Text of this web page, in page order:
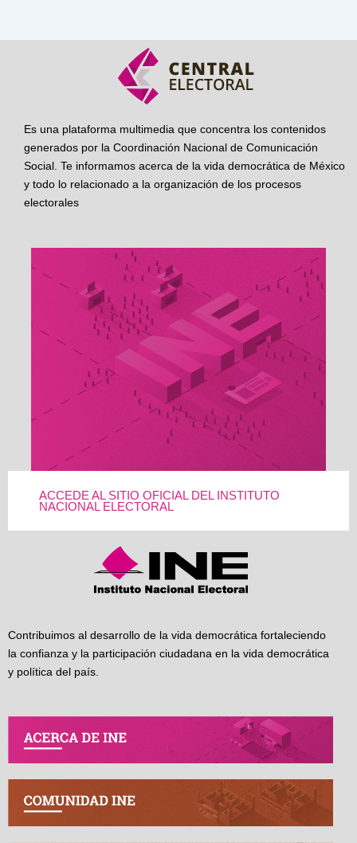
Es una plataforma multimedia que concentra los contenidos
generados por la Coordinación Nacional de Comunicación
Social. Te informamos acerca de la vida democrática de México
y todo lo relacionado a la organización de los procesos
electorales
ACCEDE AL SITIO OFICIAL DEL INSTITUTO
NACIONAL ELECTORAL
Contribuimos al desarrollo de la vida democrática fortaleciendo
la confianza y la participación ciudadana en la vida democrática
y política del país.